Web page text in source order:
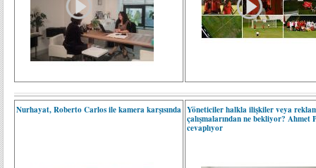
Nurhayat, Roberto Carlos ile kamera karşısında Yöneticiler halkla ilişkiler veya
çalışmalarından ne bekliyor? Ahmet
cevaplıyor